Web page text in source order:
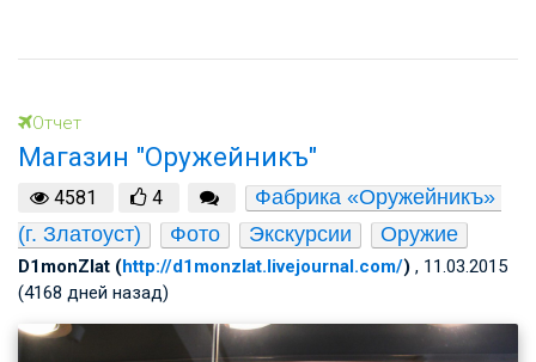
Отчет
Магазин "Оружейникъ"
4581 4
Фабрика «Оружейникъ»
(г. Златоуст)
Фото Экскурсии Оружие
D1monZlat (http://d1monzlat.livejournal.com/) , 11.03.2015
(4168 дней назад)